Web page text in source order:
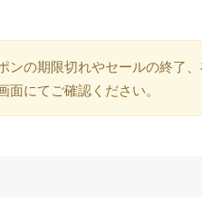
ンの期限切れやセールの終了
にてご確認ください。